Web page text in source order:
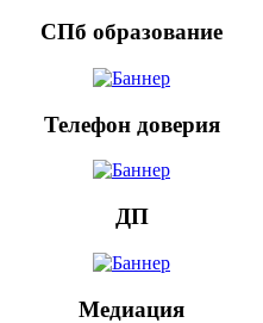
СПб образование
Телефон доверия
ДП
Медиация